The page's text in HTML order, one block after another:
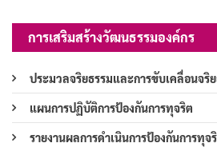
การเสริมสร้างวัฒนธรรมองค์กร
ประมวลจริยธรรมและการขับเคลื่อนจริ
แผนการปฏิบัติการป้องกันการทุจริต
รายงานผลการดำเนินการป้องกันการทุจ